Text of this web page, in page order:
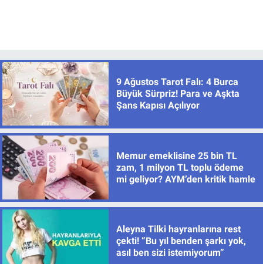
9 Ağustos Tarot Falı: 4 Burca
Büyük Sürpriz! Para ve Aşkta
Şans Kapısı Açılıyor
Memur emeklisine 25 bin TL
zam, 1 milyon TL toplu ödeme
mi geliyor? AYM’den kritik hamle
Aleyna Tilki hayranlarına rest
çekti! “Bu yıl benden şarkı yok,
asıl ben sizi istemiyorum”